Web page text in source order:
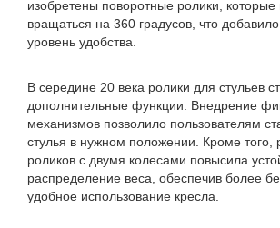
изобретены поворотные ролики, которые
вращаться на 360 градусов, что
уровень удобства.
В середине 20 века ролики для стульев
дополнительные функции. Внедрение
механизмов позволило пользователям
стулья в нужном положении. Кроме того,
роликов с двумя колесами повысила
распределение веса, обеспечив более
удобное использование кресла.